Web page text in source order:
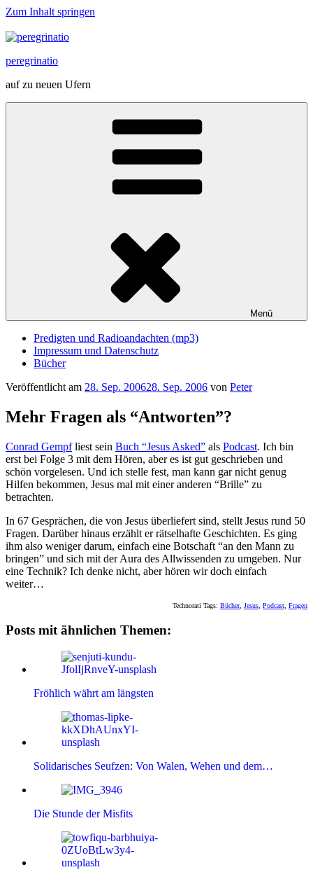
Zum Inhalt springen
peregrinatio
auf zu neuen Ufern
Menü
Predigten und Radioandachten (mp3)
Impressum und Datenschutz
Bücher
Veröffentlicht am 28. Sep. 200628. Sep. 2006 von Peter
Mehr Fragen als “Antworten”?
Conrad Gempfliest sein Buch “Jesus Asked” als Podcast. Ich bin
erst bei Folge 3 mit dem Hören, aber es ist gut geschrieben und
schön vorgelesen. Und ich stelle fest, man kann gar nicht genug
Hilfen bekommen, Jesus mal mit einer anderen “Brille” zu
betrachten.
In 67 Gesprächen, die von Jesus überliefert sind, stellt Jesus rund 50
Fragen. Darüber hinaus erzählt er rätselhafte Geschichten. Es ging
ihm also weniger darum, einfach eine Botschaft “an den Mann zu
bringen” und sich mit der Aura des Allwissenden zu umgeben. Nur
eine Technik? Ich denke nicht, aber hören wir doch einfach
weiter…
Technorati Tags: Bücher, Jesus Podcast Fragen
Posts mit ähnlichen Themen:
Fröhlich währt am längsten
Solidarisches Seufzen: Von Walen, Wehen und dem…
Die Stunde der Misfits